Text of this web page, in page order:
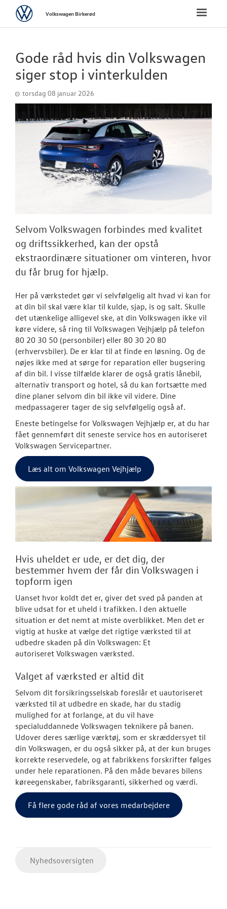
NYE
VÆRKSTED
RESERVEDELE
NYHEDER
Tilmeld dig
Danmarks
OM OS
Toggle
VolkswagenVolkswagen Birkerød
Gode råd hvis din Volkswagen
siger stop i vinterkulden
torsdag 08 januar 2026
Selvom Volkswagen forbindes med kvalitet
og driftssikkerhed, kan der opstå
ekstraordinære situationer om vinteren, hvor
du får brug for hjælp.
Her på værkstedet gør vi selvfølgelig alt hvad vi kan for
at din bil skal være klar til kulde, sjap, is og salt. Skulle
det utænkelige alligevel ske, at din Volkswagen ikke vil
køre videre, så ring til Volkswagen Vejhjælp på telefon
80 20 30 50 (personbiler) eller 80 30 20 80
(erhvervsbiler). De er klar til at finde en løsning. Og de
nøjes ikke med at sørge for reparation eller bugsering
af din bil. I visse tilfælde klarer de også gratis lånebil,
alternativ transport og hotel, så du kan fortsætte med
dine planer selvom din bil ikke vil videre. Dine
medpassagerer tager de sig selvfølgelig også af.
Eneste betingelse for Volkswagen Vejhjælp er, at du har
fået gennemført dit seneste service hos en autoriseret
Volkswagen Servicepartner.
Læs alt om Volkswagen Vejhjælp
Hvis uheldet er ude, er det dig, der
bestemmer hvem der får din Volkswagen i
topform igen
Uanset hvor koldt det er, giver det sved på panden at
blive udsat for et uheld i trafikken. I den aktuelle
situation er det nemt at miste overblikket. Men det er
vigtig at huske at vælge det rigtige værksted til at
udbedre skaden på din Volkswagen: Et
autoriseret Volkswagen værksted.
Valget af værksted er altid dit
Selvom dit forsikringsselskab foreslår et uautoriseret
værksted til at udbedre en skade, har du stadig
mulighed for at forlange, at du vil have
specialuddannede Volkswagen teknikere på banen.
Udover deres særlige værktøj, som er skræddersyet til
din Volkswagen, er du også sikker på, at der kun bruges
korrekte reservedele, og at fabrikkens forskrifter følges
under hele reparationen. På den måde bevares bilens
køreegenskaber, fabriksgaranti, sikkerhed og værdi.
Få flere gode råd af vores medarbejdere
Nyhedsoversigten